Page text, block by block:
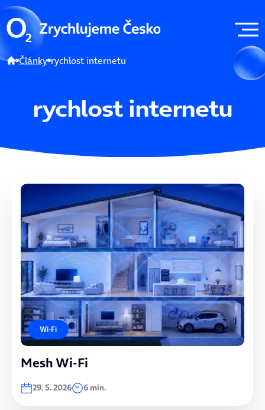
Články rychlost internetu
rychlost internetu
Wi-Fi
Mesh Wi-Fi
29. 5. 2026 6 min.